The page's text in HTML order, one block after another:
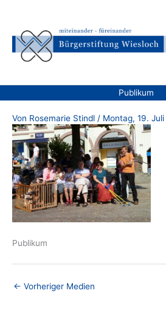
springen
Publikum
Von Rosemarie Stindl / Montag, 19. Juli
Publikum
← Vorheriger Medien